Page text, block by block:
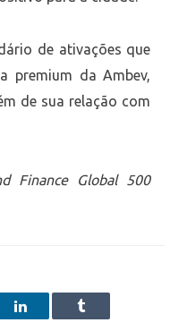
de ativações que
premium da Ambev,
de sua relação com
Finance Global 500
LinkedIn Tumblr